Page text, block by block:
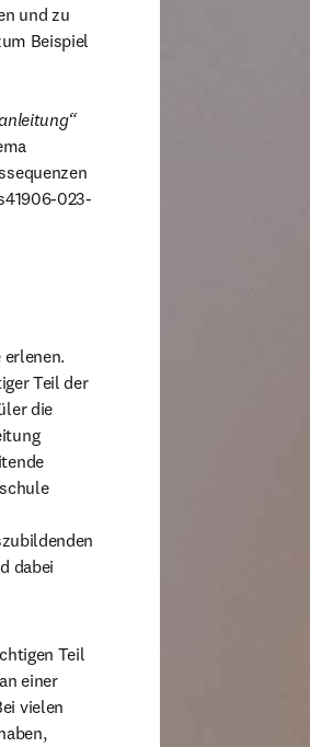
und zu
Beispiel
023-
Teil der
die
dabei
Teil
einer
vielen